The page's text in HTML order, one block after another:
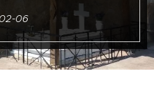
06